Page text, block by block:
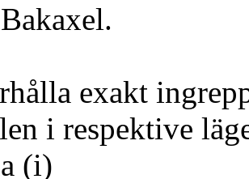
exakt
i respektive
(i)